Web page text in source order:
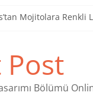
Mojitolara Renkli
Stamps in Ankara
Bölümü